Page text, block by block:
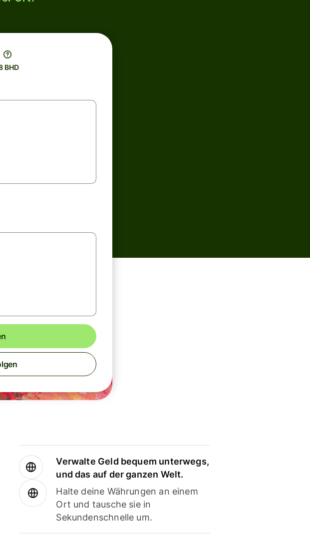
BHD
Verwalte Geld bequem unterwegs,
und das auf der ganzen Welt.
Halte deine Währungen an einem
Ort und tausche sie in
Sekundenschnelle um.